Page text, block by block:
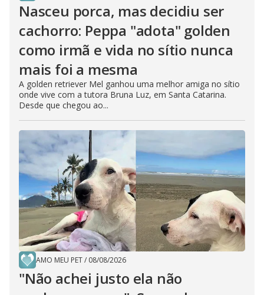
Nasceu porca, mas decidiu ser
cachorro: Peppa "adota" golden
como irmã e vida no sítio nunca
mais foi a mesma
A golden retriever Mel ganhou uma melhor amiga no sítio
onde vive com a tutora Bruna Luz, em Santa Catarina.
Desde que chegou ao...
AMO MEU PET/ 08/08/2026
"Não achei justo ela não